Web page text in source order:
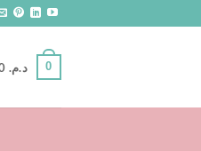
د.م. 0